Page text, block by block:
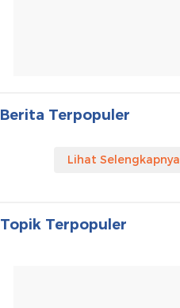
Berita Terpopuler
Lihat Selengkapnya
Topik Terpopuler